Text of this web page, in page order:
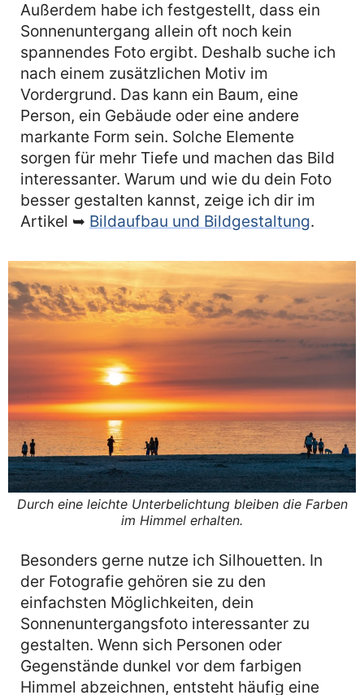
Außerdem habe ich festgestellt, dass ein
Sonnenuntergang allein oft noch kein
spannendes Foto ergibt. Deshalb suche ich
nach einem zusätzlichen Motiv im
Vordergrund. Das kann ein Baum, eine
Person, ein Gebäude oder eine andere
markante Form sein. Solche Elemente
sorgen für mehr Tiefe und machen das Bild
interessanter. Warum und wie du dein Foto
besser gestalten kannst, zeige ich dir im
Artikel ➥ Bildaufbau und Bildgestaltung.
Durch eine leichte Unterbelichtung bleiben die Farben
im Himmel erhalten.
Besonders gerne nutze ich Silhouetten. In
der Fotografie gehören sie zu den
einfachsten Möglichkeiten, dein
Sonnenuntergangsfoto interessanter zu
gestalten. Wenn sich Personen oder
Gegenstände dunkel vor dem farbigen
Himmel abzeichnen, entsteht häufig eine